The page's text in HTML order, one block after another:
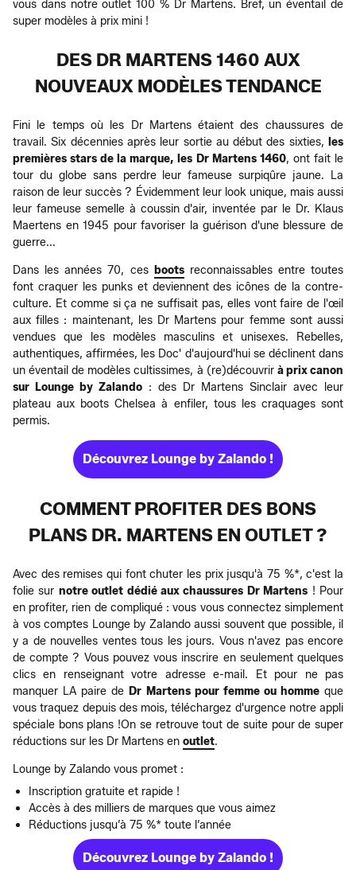
vous dans notre outlet 100 % Dr Martens. Bref, un éventail de
super modèles à prix mini !
DES DR MARTENS 1460 AUX
NOUVEAUX MODÈLES TENDANCE
Fini le temps où les Dr Martens étaient des chaussures de
travail. Six décennies après leur sortie au début des sixties, les
premières stars de la marque, les Dr Martens 1460, ont fait le
tour du globe sans perdre leur fameuse surpiqûre jaune. La
raison de leur succès ? Évidemment leur look unique, mais aussi
leur fameuse semelle à coussin d'air, inventée par le Dr. Klaus
Maertens en 1945 pour favoriser la guérison d'une blessure de
guerre...
Dans les années 70, ces bootsreconnaissables entre toutes
font craquer les punks et deviennent des icônes de la contre-
culture. Et comme si ça ne suffisait pas, elles vont faire de l'œil
aux filles : maintenant, les Dr Martens pour femme sont aussi
vendues que les modèles masculins et unisexes. Rebelles,
authentiques, affirmées, les Doc' d'aujourd'hui se déclinent dans
un éventail de modèles cultissimes, à (re)découvrir à prix canon
sur Lounge by Zalando : des Dr Martens Sinclair avec leur
plateau aux boots Chelsea à enfiler, tous les craquages sont
permis.
Découvrez Lounge by Zalando !
COMMENT PROFITER DES BONS
PLANS DR. MARTENS EN OUTLET ?
Avec des remises qui font chuter les prix jusqu'à 75 %*, c'est la
folie sur notre outlet dédié aux chaussures Dr Martens ! Pour
en profiter, rien de compliqué : vous vous connectez simplement
à vos comptes Lounge by Zalando aussi souvent que possible, il
y a de nouvelles ventes tous les jours. Vous n'avez pas encore
de compte ? Vous pouvez vous inscrire en seulement quelques
clics en renseignant votre adresse e-mail. Et pour ne pas
manquer LA paire de Dr Martens pour femme ou hommeque
vous traquez depuis des mois, téléchargez d'urgence notre appli
spéciale bons plans !On se retrouve tout de suite pour de super
réductions sur les Dr Martens en outlet.
Lounge by Zalando vous promet :
Inscription gratuite et rapide !
Accès à des milliers de marques que vous aimez
Réductions jusqu’à 75 %* toute l’année
Découvrez Lounge by Zalando !